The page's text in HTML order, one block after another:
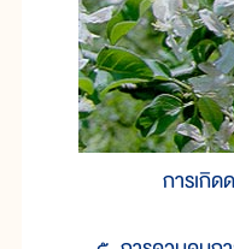
การเกิ